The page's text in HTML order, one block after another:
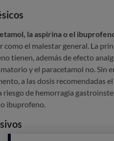
la aspirina o el
como el malestar general. La
tienen, además de efecto
y el paracetamol no. Sin
a las dosis recomendadas
riesgo de hemorragia
ibuprofeno.